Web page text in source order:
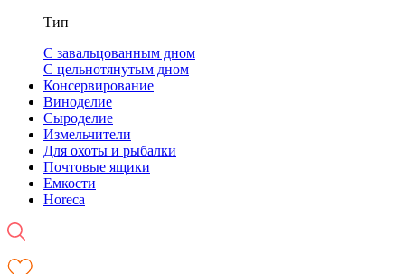
Тип
С завальцованным дном
С цельнотянутым дном
Консервирование
Виноделие
Сыроделие
Измельчители
Для охоты и рыбалки
Почтовые ящики
Емкости
Horeca